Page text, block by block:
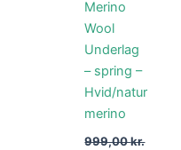
Merino
Wool
Underlag
– spring –
Hvid/natur
merino
999,00kr.